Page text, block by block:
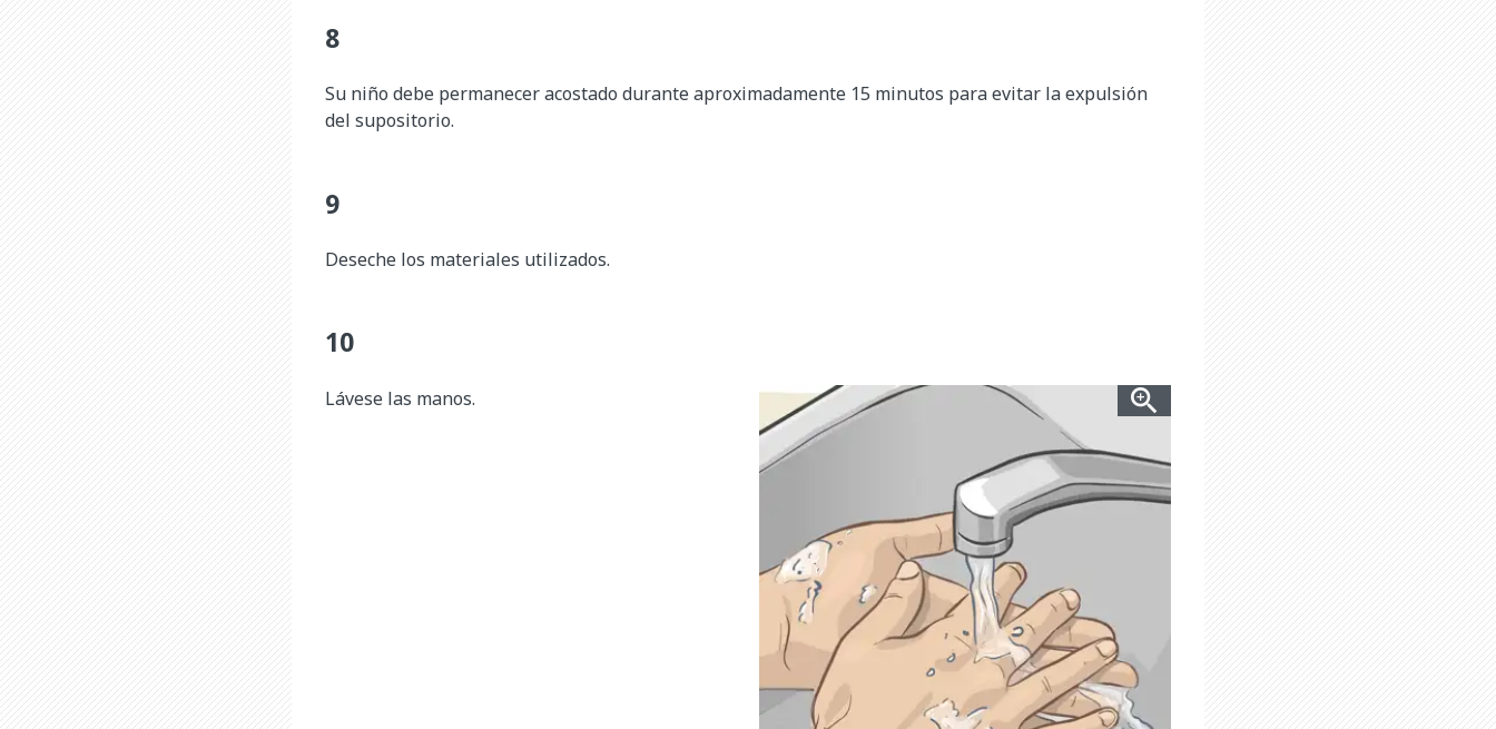
Su niño debe permanecer acostado durante aproximadamente 15 minutos para evitar la expulsión
del supositorio.
Deseche los materiales utilizados.
Lávese las manos.